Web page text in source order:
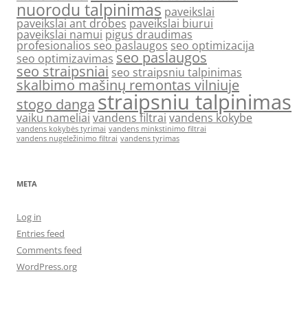
nuorodu talpinimas paveikslai
paveikslai ant drobespaveikslai biurui
paveikslai namui pigus draudimas
profesionalios seo paslaugos seo optimizacija
seo optimizavimas seo paslaugos
seo straipsniai seo straipsniu talpinimas
skalbimo mašinų remontas vilniuje
stogo danga straipsniu talpinimas
vaiku nameliai vandens filtrai vandens kokybe
vandens kokybės tyrimai vandens minkstinimo filtrai
vandens nugeležinimo filtrai vandens tyrimas
META
Log in
Entries feed
Comments feed
WordPress.org